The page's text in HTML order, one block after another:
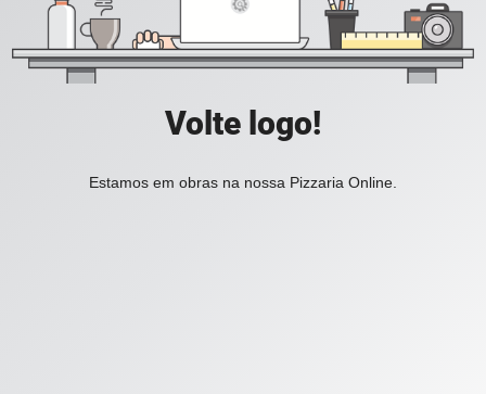
Volte logo!
Estamos em obras na nossa Pizzaria Online.